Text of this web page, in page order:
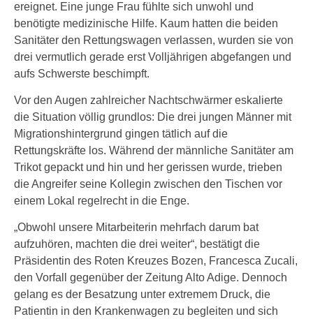
ereignet. Eine junge Frau fühlte sich unwohl und
benötigte medizinische Hilfe. Kaum hatten die beiden
Sanitäter den Rettungswagen verlassen, wurden sie von
drei vermutlich gerade erst Volljährigen abgefangen und
aufs Schwerste beschimpft.
Vor den Augen zahlreicher Nachtschwärmer eskalierte
die Situation völlig grundlos: Die drei jungen Männer mit
Migrationshintergrund gingen tätlich auf die
Rettungskräfte los. Während der männliche Sanitäter am
Trikot gepackt und hin und her gerissen wurde, trieben
die Angreifer seine Kollegin zwischen den Tischen vor
einem Lokal regelrecht in die Enge.
„Obwohl unsere Mitarbeiterin mehrfach darum bat
aufzuhören, machten die drei weiter“, bestätigt die
Präsidentin des Roten Kreuzes Bozen, Francesca Zucali,
den Vorfall gegenüber der Zeitung Alto Adige. Dennoch
gelang es der Besatzung unter extremem Druck, die
Patientin in den Krankenwagen zu begleiten und sich